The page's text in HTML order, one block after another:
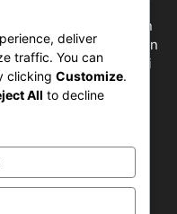
entitas pemberian
mutlak diperlukan
kritis untuk hidup di
deliver
traffic. You can
clicking Customize.
All to decline